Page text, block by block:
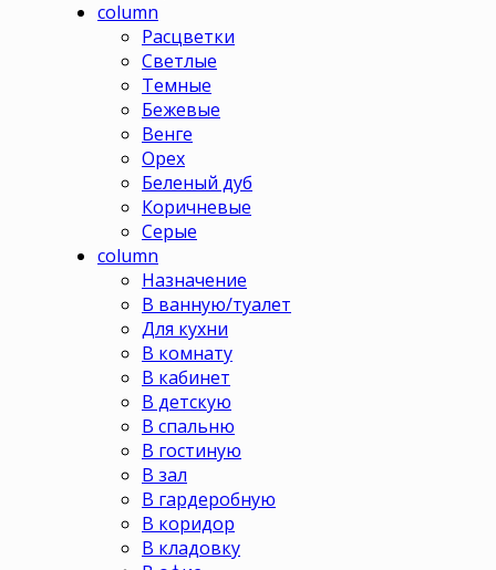
column
Расцветки
Светлые
Темные
Бежевые
Венге
Орех
Беленый дуб
Коричневые
Серые
column
Назначение
В ванную/туалет
Для кухни
В комнату
В кабинет
В детскую
В спальню
В гостиную
В зал
В гардеробную
В коридор
В кладовку